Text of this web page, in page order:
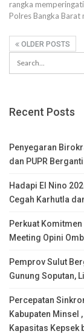
rangka
Polres Bangka
OLDER POSTS
Recent Posts
Penyegaran
dan PUPR
Hadapi El Nino
Cegah Karhutla
Perkuat
Meeting Opini
Pemprov Sulut
Gunung Soputan,
Percepatan
Kabupaten Minsel
Kapasitas Kepsek